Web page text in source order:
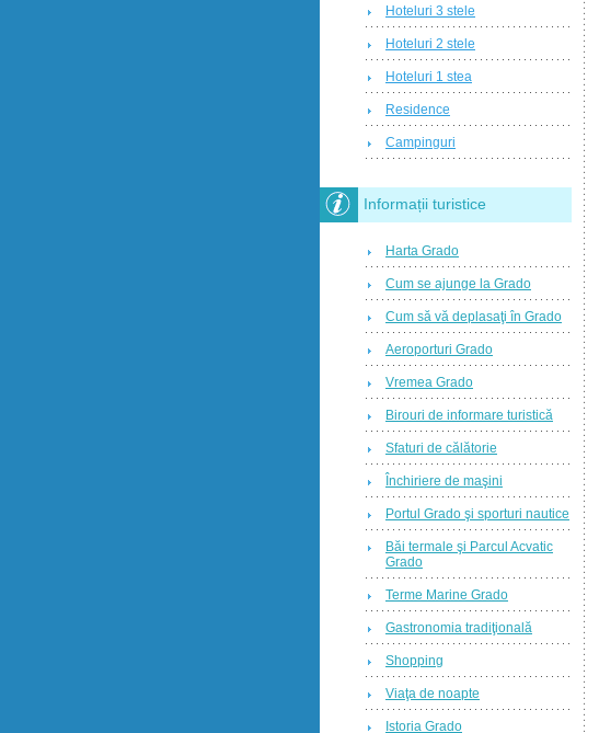
Hoteluri 3 stele
Hoteluri 2 stele
Hoteluri 1 stea
Residence
Campinguri
Informații turistice
Harta Grado
Cum se ajunge la Grado
Cum să vă deplasaţi în Grado
Aeroporturi Grado
Vremea Grado
Birouri de informare turistică
Sfaturi de călătorie
Închiriere de maşini
Portul Grado şi sporturi nautice
Băi termale şi Parcul Acvatic
Grado
Terme Marine Grado
Gastronomia tradiţională
Shopping
Viaţa de noapte
Istoria Grado